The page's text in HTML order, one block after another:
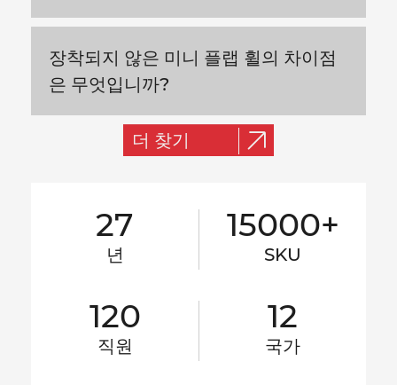
27
년
15000+
SKU
120
직원
12
국가
장착되지 않은 미니 플랩 휠의 차이점
은 무엇입니까?
더 찾기